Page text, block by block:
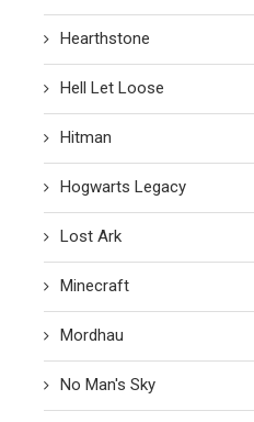
Hearthstone
Hell Let Loose
Hitman
Hogwarts Legacy
Lost Ark
Minecraft
Mordhau
No Man's Sky